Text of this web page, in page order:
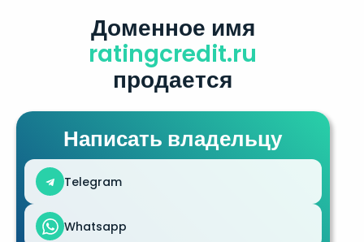
Доменное имя
ratingcredit.ru
продается
Написать владельцу
Telegram
Whatsapp